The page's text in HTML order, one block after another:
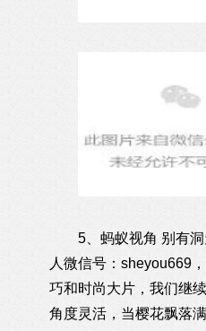
5、蚂蚁视角 别有洞
人微信号：sheyou669
巧和时尚大片，我们继
角度灵活，当樱花飘落